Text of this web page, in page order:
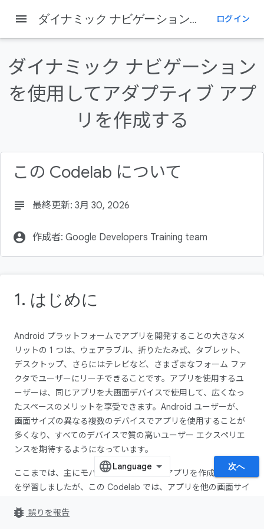
1. はじめに
前提条件
学習内容
作成するアプリの概要
menu ダイナミック ナビゲーションを使用してアダプティブ アプリを作成する ログイン
ダイナミック ナビゲーション
を使用してアダプティブ アプ
リを作成する
この Codelab について
subject 最終更新: 3月 30, 2026
account_circle 作成者: Google Developers Training team
1. はじめに
Android プラットフォームでアプリを開発することの大きなメ
リットの 1 つは、ウェアラブル、折りたたみ式、タブレット、
デスクトップ、さらにはテレビなど、さまざまなフォーム ファ
クタでユーザーにリーチできることです。アプリを使用するユ
ーザーは、同じアプリを大画面デバイスで使用して、広くなっ
たスペースのメリットを享受できます。Android ユーザーが、
画面サイズの異なる複数のデバイスでアプリを使用することが
多くなり、すべてのデバイスで質の高いユーザー エクスペリエ
ンスを期待するようになっています。
ここまでは、主にモバイル デバイス向けアプリを作成する方法
を学習しましたが、この Codelab では、アプリを他の画面サイ
ゲーション レイアウト パターンという、折りたたみ式、タブレ
次へ
bug_report 誤りを報告